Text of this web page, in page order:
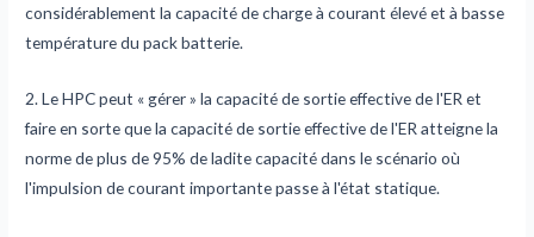
considérablement la capacité de charge à courant élevé et à basse
température du pack batterie.
2. Le HPC peut « gérer » la capacité de sortie effective de l'ER et
faire en sorte que la capacité de sortie effective de l'ER atteigne la
norme de plus de 95% de ladite capacité dans le scénario où
l'impulsion de courant importante passe à l'état statique.